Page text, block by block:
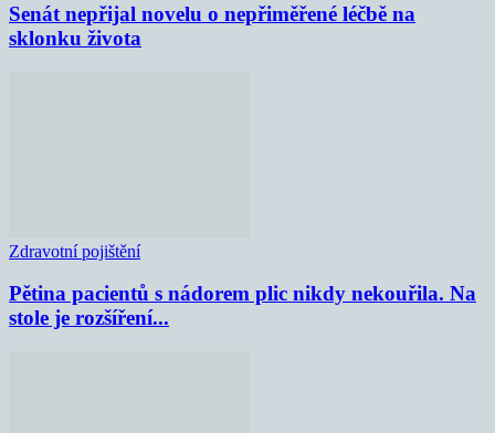
Senát nepřijal novelu o nepřiměřené léčbě na
sklonku života
Zdravotní pojištění
Pětina pacientů s nádorem plic nikdy nekouřila. Na
stole je rozšíření...